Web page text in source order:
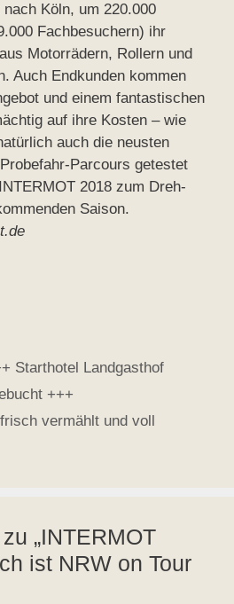
Köln, um 220.000
Fachbesuchern) ihr
Motorrädern, Rollern und
Auch Endkunden kommen
und einem fantastischen
auf ihre Kosten – wie
auch die neusten
Parcours getestet
2018 zum Dreh-
Saison.
Starthotel Landgasthof
+++
vermählt und voll
„INTERMOT
ist NRW on Tour